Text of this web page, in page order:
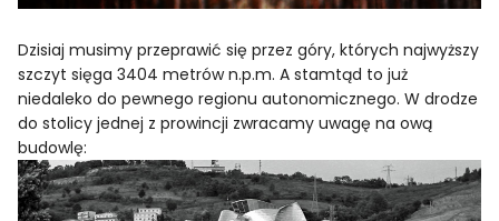
Dzisiaj musimy przeprawić się przez góry, których najwyższy
szczyt sięga 3404 metrów n.p.m. A stamtąd to już
niedaleko do pewnego regionu autonomicznego. W drodze
do stolicy jednej z prowincji zwracamy uwagę na ową
budowlę: